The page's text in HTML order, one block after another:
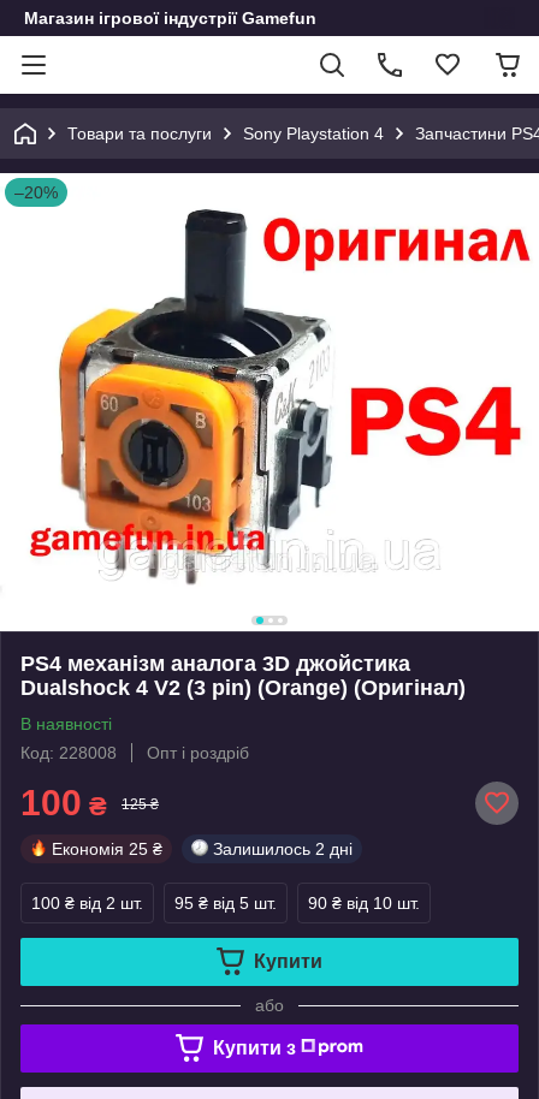
Магазин ігрової індустрії Gamefun
Товари та послуги Sony Playstation 4 Запчастини
–20%
PS4 механізм аналога 3D джойстика
Dualshock 4 V2 (3 pin) (Orange) (Оригінал)
В наявності
Код: 228008
Опт і роздріб
100 ₴ 125 ₴
Економія 25 ₴ Залишилось 2 дні
100 ₴ від 2 шт. 95 ₴ від 5 шт. 90 ₴ від 10 шт.
Купити
або
Купити з